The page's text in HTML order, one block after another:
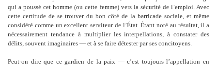
qui a poussé cet homme (ou cette femme) vers la sécurité de l’emploi. Avec
cette certitude de se trouver du bon côté de la barricade sociale, et même
considéré comme un excellent serviteur de l’État. Étant noté au résultat, il a
nécessairement tendance à multiplier les interpellations, à constater des
délits, souvent imaginaires — et à se faire détester par ses concitoyens.
Peut-on dire que ce gardien de la paix — c’est toujours l’appellation en